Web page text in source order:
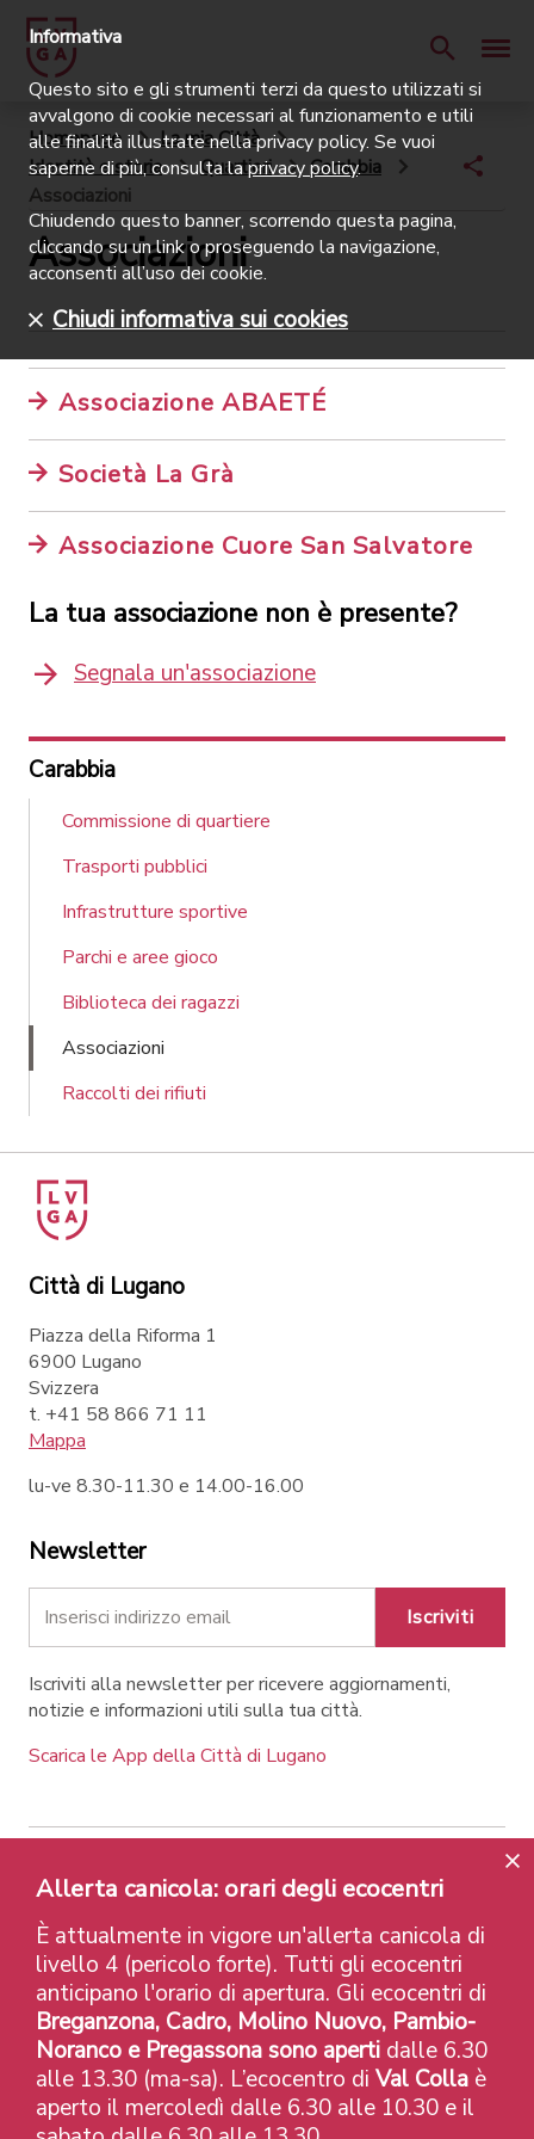
Homepage
La mia Città
Identità e storia
Quartieri
Carabbia
Associazioni
Associazioni
Associazione ABAETÉ
Società La Grà
Associazione Cuore San Salvatore
La tua associazione non è presente?
Segnala un'associazione
Carabbia
Commissione di quartiere
Trasporti pubblici
Infrastrutture sportive
Parchi e aree gioco
Biblioteca dei ragazzi
Associazioni
Raccolti dei rifiuti
Città di Lugano
Piazza della Riforma 1
6900 Lugano
Svizzera
t. +41 58 866 71 11
Mappa
lu-ve 8.30-11.30 e 14.00-16.00
Newsletter
Iscriviti
Iscriviti alla newsletter per ricevere aggiornamenti,
notizie e informazioni utili sulla tua città.
Scarica le App della Città di Lugano
Contatti Link Note legali
Privacy Policy
Label e riconoscimenti
Credits
© 2026 Città di Lugano
Allerta canicola: orari degli ecocentri
È attualmente in vigore un'allerta canicola di
livello 4 (pericolo forte). Tutti gli ecocentri
anticipano l'orario di apertura. Gli ecocentri di
Breganzona, Cadro, Molino Nuovo, Pambio-
Noranco e Pregassona sono aperti dalle 6.30
alle 13.30 (ma-sa). L’ecocentro di Val Colla è
aperto il mercoledì dalle 6.30 alle 10.30 e il
Informativa
Questo sito e gli strumenti terzi da questo utilizzati si
avvalgono di cookie necessari al funzionamento e utili
alle finalità illustrate nella privacy policy. Se vuoi
saperne di più, consulta laprivacy policy.
Chiudendo questo banner, scorrendo questa pagina,
cliccando su un link o proseguendo la navigazione,
acconsenti all’uso dei cookie.
Chiudi informativa sui cookies